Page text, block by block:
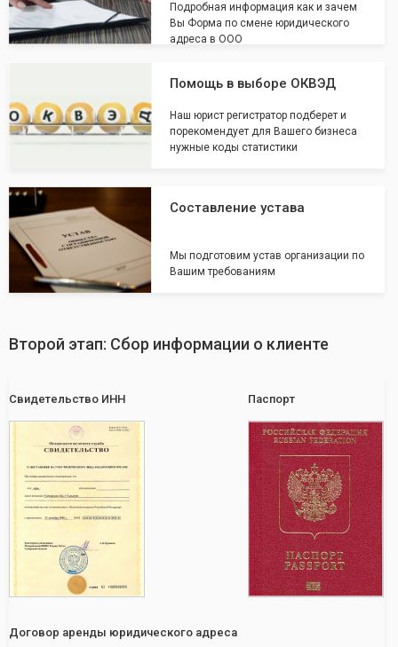
Подробная информация как и зачем
Вы Форма по смене юридического
адреса в ООО
Помощь в выборе ОКВЭД
Наш юрист регистратор подберет и
порекомендует для Вашего бизнеса
нужные коды статистики
Составление устава
Мы подготовим устав организации по
Вашим требованиям
Второй этап: Сбор информации о клиенте
Свидетельство ИНН Паспорт
Договор аренды юридического адреса